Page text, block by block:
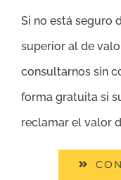
Si no está seguro
superior al de
consultarnos sin
forma gratuita si
reclamar el valor